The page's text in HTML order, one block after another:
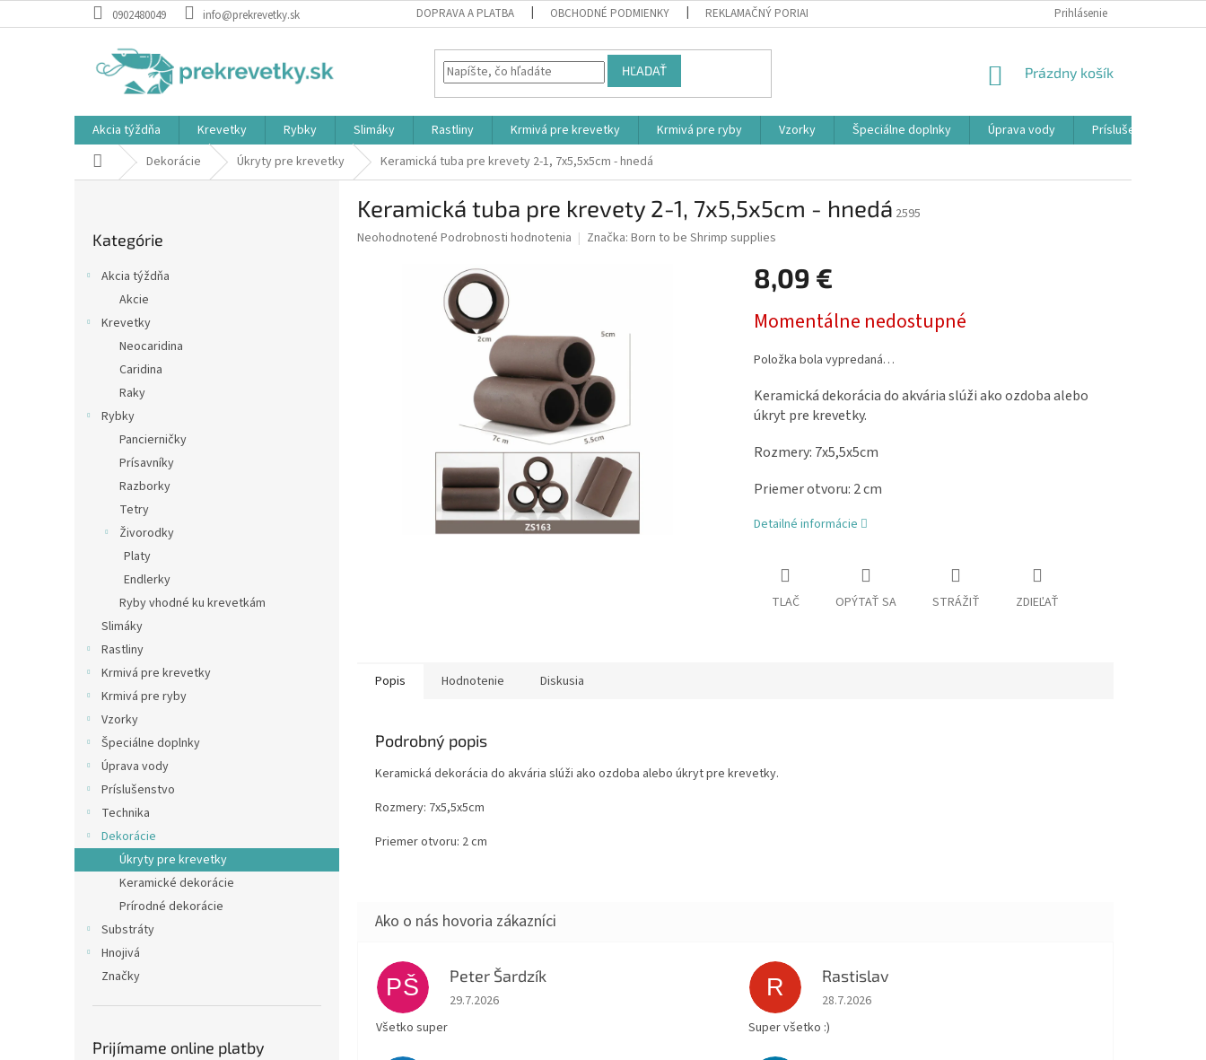
na
0902480049 info@prekrevetky.sk DOPRAVA A PLATBA OBCHODNÉ PODMIENKY REKLAMAČNÝ PORIADOK PODMIENKY OCHRANY OSOBNÝCH ÚDAJOVPrihlásenie
HĽADAŤ
NÁKUPNÝ
Prázdny košík
Akcia týždňa Krevetky Rybky Slimáky Rastliny Krmivá pre krevetky Krmivá pre ryby Vzorky Špeciálne doplnky Úprava vody Príslušenstvo
DomovDekorácie Úkryty pre krevetky Keramická tuba pre krevety 2-1, 7x5,5x5cm - hnedá
kategórie
Kategórie
Akcia týždňa
Akcie
Krevetky
Neocaridina
Caridina
Raky
Rybky
Pancierničky
Prísavníky
Razborky
Tetry
Živorodky
Platy
Endlerky
Ryby vhodné ku krevetkám
Slimáky
Rastliny
Krmivá pre krevetky
Krmivá pre ryby
Vzorky
Špeciálne doplnky
Úprava vody
Príslušenstvo
Technika
Dekorácie
Úkryty pre krevetky
Keramické dekorácie
Prírodné dekorácie
Substráty
Hnojivá
Značky
Prijímame online platby
Keramická tuba pre krevety 2-1, 7x5,5x5cm - hnedá 2595
Priemerné
Neohodnotené Podrobnosti hodnotenia Značka: Born to be Shrimp supplies
8,09 €
cena:
Momentálne nedostupné
Položka bola vypredaná…
Keramická dekorácia do akvária slúži ako ozdoba alebo
úkryt pre krevetky.
Rozmery: 7x5,5x5cm
Priemer otvoru: 2 cm
Detailné informácie
TLAČ OPÝTAŤ SA STRÁŽIŤ ZDIEĽAŤ
Popis Hodnotenie Diskusia
Podrobný popis
Keramická dekorácia do akvária slúži ako ozdoba alebo úkryt pre krevetky.
Rozmery: 7x5,5x5cm
Priemer otvoru: 2 cm
PŠ Peter Šardzík
Hodnotenie obchodu je 5 z 5 hviezdičiek.
29.7.2026
Všetko super
R Rastislav
Hodnotenie obchodu je 5 z 5 hviezdičiek.
28.7.2026
Super všetko :)